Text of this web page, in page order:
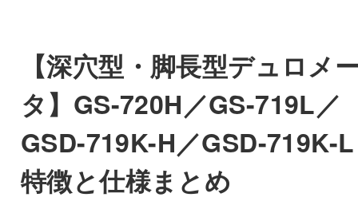
【深穴型・脚長型デュロメ
タ】GS-720H／GS-719L／
GSD-719K-H／GSD-719K-L
特徴と仕様まとめ